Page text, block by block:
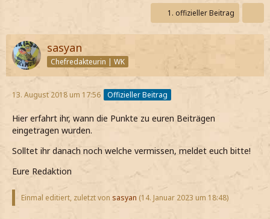
Jetzt Fanclub-Mitglied werden!
1. offizieller Beitrag
sasyan
Chefredakteurin | WK
13. August 2018 um 17:56 Offizieller Beitrag
Hier erfahrt ihr, wann die Punkte zu euren Beiträgen
eingetragen wurden.
Solltet ihr danach noch welche vermissen, meldet euch bitte!
Eure Redaktion
Einmal editiert, zuletzt von sasyan (14. Januar 2023 um 18:48)